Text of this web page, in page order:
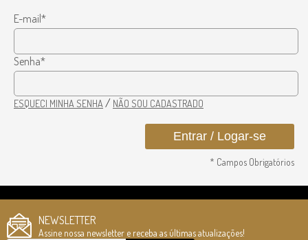
E-mail*
Senha*
ESQUECI MINHA SENHA / NÃO SOU CADASTRADO
* Campos Obrigatórios
NEWSLETTER
Assine nossa newsletter e receba as últimas atualizações!